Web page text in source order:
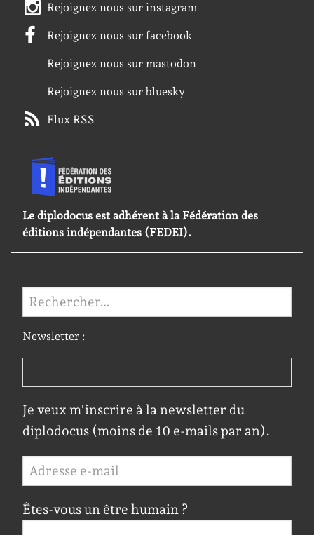
Rejoignez nous sur instagram
Rejoignez nous sur facebook
Rejoignez nous sur mastodon
Rejoignez nous sur bluesky
Flux RSS
Le diplodocus est adhérent à la Fédération des
éditions indépendantes (FEDEI).
Rechercher :
Newsletter :
Je veux m'inscrire à la newsletter du
diplodocus (moins de 10 e-mails par an).
Êtes-vous un être humain ?